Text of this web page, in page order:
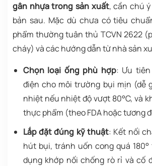
gân nhựa trong sản xuất, cần chú
bản sau. Mặc dù chưa có tiêu
phẩm thường tuân thủ TCVN 2622
cháy) và các hướng dẫn từ nhà sản
Chọn loại ống phù hợp: Ưu
điện cho môi trường bụi mịn (dễ
nhiệt nếu nhiệt độ vượt 80°C, và
thực phẩm (theo FDA hoặc tương
Lắp đặt đúng kỹ thuật: Kết nối
hút bụi, tránh uốn cong quá
dụng khớp nối chống rò rỉ và cố